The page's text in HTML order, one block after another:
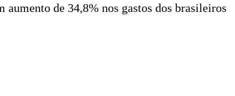
aumento de 34,8% nos gastos dos brasileiros